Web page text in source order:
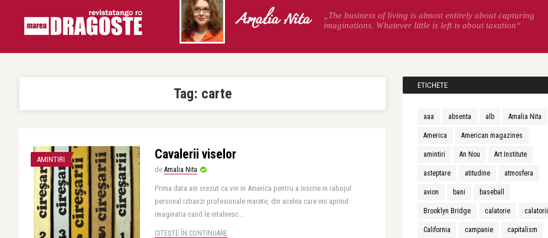
Amalia Nita
„The business of living is almost entirely about capturing
imaginations. Whatever little is left is about taxation“
Tag: carte
AMINTIRI Cavalerii viselor
de Amalia Nita
Prima data am crezut ca vin in America pentru a inscrie in rabojul
personal izbanzi profesionale marete, din acelea care imi aprind
imaginatia cand le intalnesc ..
CITEȘTE ÎN CONTINUARE
ETICHETE
aaa absenta alb Amalia Nita
America American magazines
amintiri An Nou Art Institute
asteptare atitudine atmosfera
avion bani baseball
Brooklyn Bridge calatorie calatorii
California campanie capitalism